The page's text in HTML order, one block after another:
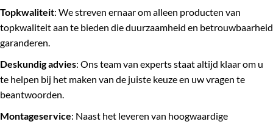
Topkwaliteit: We streven ernaar om alleen producten van
topkwaliteit aan te bieden die duurzaamheid en betrouwbaarheid
garanderen.
Deskundig advies: Ons team van experts staat altijd klaar om u
te helpen bij het maken van de juiste keuze en uw vragen te
beantwoorden.
Montageservice: Naast het leveren van hoogwaardige